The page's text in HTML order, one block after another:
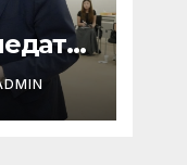
роля